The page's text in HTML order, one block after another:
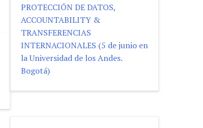
PROTECCIÓN DE DATOS,
ACCOUNTABILITY &
TRANSFERENCIAS
INTERNACIONALES (5 de junio en
la Universidad de los Andes.
Bogotá)